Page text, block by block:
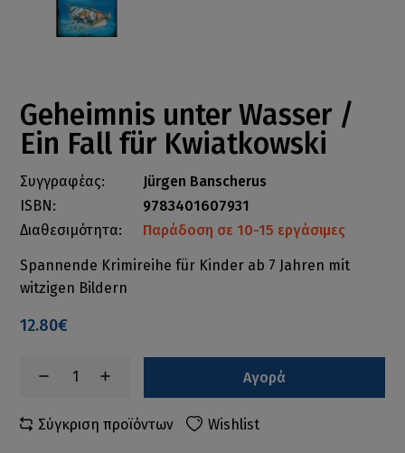
Geheimnis unter Wasser /
Ein Fall für Kwiatkowski
Συγγραφέας:
Jürgen Banscherus
ISBN:
9783401607931
Διαθεσιμότητα:
Παράδοση σε 10-15 εργάσιμες
Spannende Krimireihe für Kinder ab 7 Jahren mit
witzigen Bildern
12.80€
Αγορά
Σύγκριση προϊόντων Wishlist